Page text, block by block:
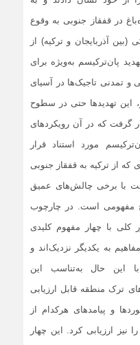
در قفقاز جنوبی به وقوع
آذربایجان و ترکیه) از
پان‌ترکیسم به‌ویژه برای
و تمدنی تاجیک‌ها در آسیای
این تهدیدها حتی در سطوح
گرفت که در آن رویکردهای
مورد استناد قرار
از ترکیه به قفقاز جنوبی
با برخی چالش‌های عمیق
مفهومی است. در چارچوب
با چهار مفهوم کلیدی
به یکدیگر نزدیک‌اند و
این ‌حال به‌تناسب این
ترک منطقه قابل ارزیابی
و پیامدهای هرکدام از
نیز ارزیابی کرد. این چهار